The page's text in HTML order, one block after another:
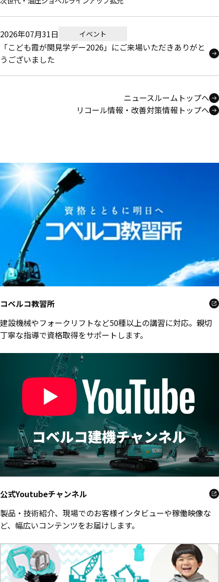
2026年07月31日 イベント
「こども霞が関見学デー2026」にご来場いただきありがと
うございました
ニュースルームトップへ
リコール情報・改善対策情報トップへ
コベルコ教習所
建設機械やフォークリフトなど50種以上の講習に対応。親切
丁寧な指導で資格取得をサポートします。
公式Youtubeチャンネル
製品・技術紹介、現場でのお客様インタビューや稼働映像な
ど、幅広いコンテンツをお届けします。